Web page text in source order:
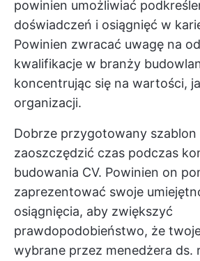
powinien umożliwiać
doświadczeń i osiągnięć w
Powinien zwracać uwagę na
kwalifikacje w branży
koncentrując się na wartości,
organizacji.
Dobrze przygotowany szablon
zaoszczędzić czas podczas
budowania CV. Powinien on
zaprezentować swoje
osiągnięcia, aby zwiększyć
prawdopodobieństwo, że
wybrane przez menedżera ds.